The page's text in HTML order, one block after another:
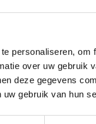
personaliseren,
over uw gebruik
deze gegevens
gebruik van hun
land te
je wel en niet